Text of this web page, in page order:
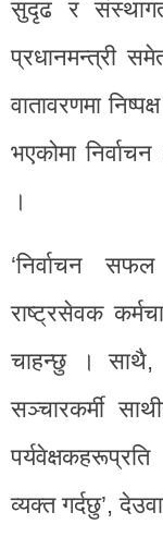
सुदृढ र
प्रधानमन्त्री
वातावरणमा
भएकोमा
।
‘निर्वाचन
राष्ट्रसेवक
चाहन्छु । साथै,
सञ्चारकर्मी
व्यक्त गर्दछु’,